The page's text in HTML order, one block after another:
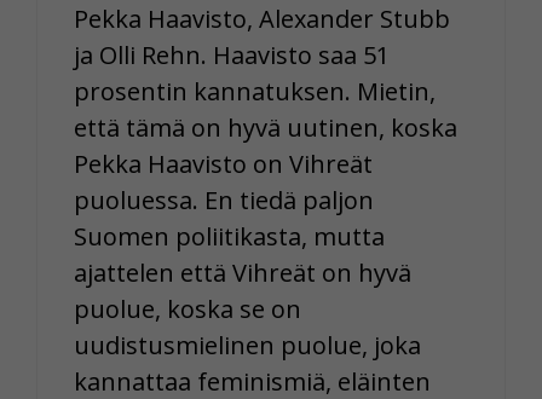
Pekka Haavisto, Alexander Stubb
ja Olli Rehn. Haavisto saa 51
prosentin kannatuksen. Mietin,
että tämä on hyvä uutinen, koska
Pekka Haavisto on Vihreät
puoluessa. En tiedä paljon
Suomen poliitikasta, mutta
ajattelen että Vihreät on hyvä
puolue, koska se on
uudistusmielinen puolue, joka
kannattaa feminismiä, eläinten